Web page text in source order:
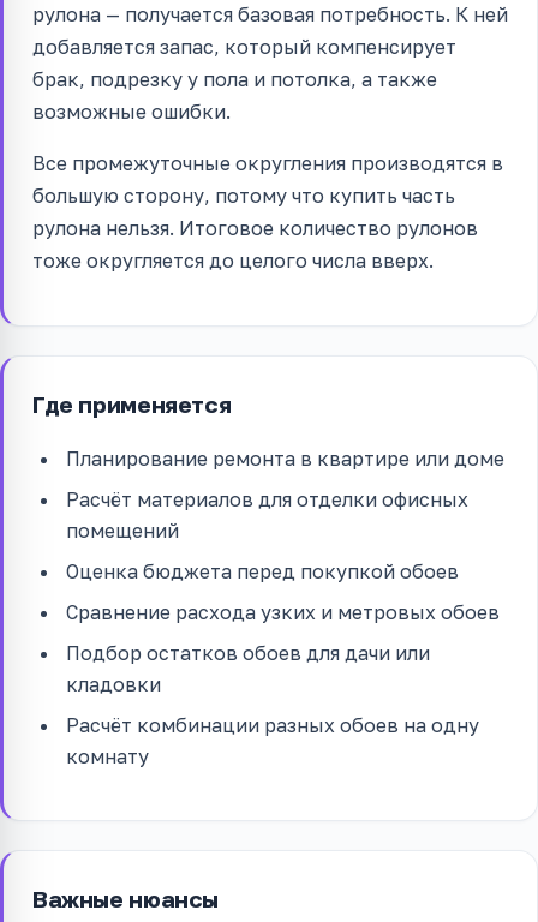
рулона — получается базовая потребность. К ней
добавляется запас, который компенсирует
брак, подрезку у пола и потолка, а также
возможные ошибки.
Все промежуточные округления производятся в
большую сторону, потому что купить часть
рулона нельзя. Итоговое количество рулонов
тоже округляется до целого числа вверх.
Где применяется
Планирование ремонта в квартире или доме
Расчёт материалов для отделки офисных
помещений
Оценка бюджета перед покупкой обоев
Сравнение расхода узких и метровых обоев
Подбор остатков обоев для дачи или
кладовки
Расчёт комбинации разных обоев на одну
комнату
Важные нюансы